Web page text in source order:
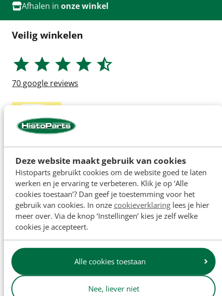
Deze website maakt gebruik van cookies
Histoparts gebruikt cookies om de website goed te laten
werken en je ervaring te verbeteren. Klik je op ‘Alle
cookies toestaan’? Dan geef je toestemming voor het
gebruik van cookies. In onze cookieverklaringlees je hier
meer over. Via de knop ‘Instellingen’ kies je zelf welke
cookies je accepteert.
Alle cookies toestaan
Nee, liever niet
Afhalen in onze winkel
Veilig winkelen
70 google reviews